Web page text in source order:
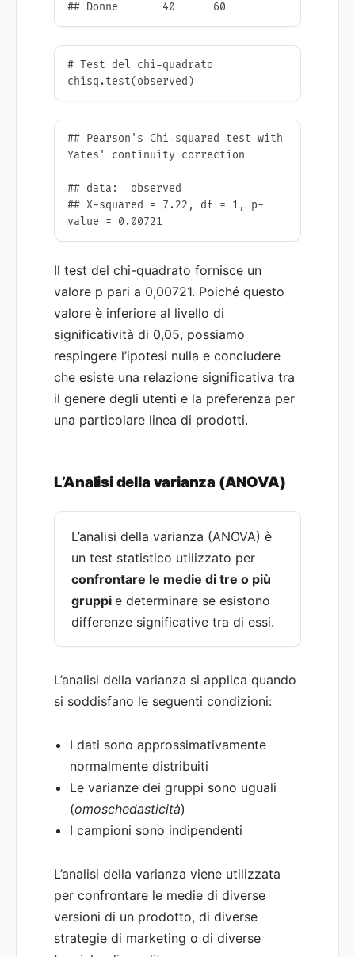
## Donne       40      60
# Test del chi-quadrato
chisq.test(observed)
## Pearson's Chi-squared test with
Yates' continuity correction
## data:  observed
## X-squared = 7.22, df = 1, p-
Il test del chi-quadrato fornisce un
valore p pari a 0,00721. Poiché questo
valore è inferiore al livello di
significatività di 0,05, possiamo
respingere l’ipotesi nulla e concludere
che esiste una relazione significativa tra
il genere degli utenti e la preferenza per
una particolare linea di prodotti.
L’Analisi della varianza (ANOVA)
L’analisi della varianza (ANOVA) è
un test statistico utilizzato per
confrontare le medie di tre o più
gruppie determinare se esistono
differenze significative tra di essi.
L’analisi della varianza si applica quando
si soddisfano le seguenti condizioni:
I dati sono approssimativamente
normalmente distribuiti
Le varianze dei gruppi sono uguali
(omoschedasticità)
I campioni sono indipendenti
L’analisi della varianza viene utilizzata
per confrontare le medie di diverse
versioni di un prodotto, di diverse
strategie di marketing o di diverse